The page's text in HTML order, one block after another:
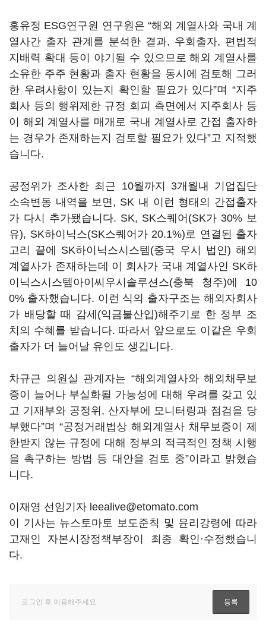
홍유정 ESG연구원 연구원은 “해외 계열사와 국내 계
열사간 출자 관계를 분석한 결과, 우회출자, 편법적
지배력 확대 등이 야기될 수 있으므로 해외 계열사를
소유한 주주 현황과 출자 현황을 동시에 검토해 그러
한 우려사항이 있는지 확인할 필요가 있다”며 “지주
회사 등의 행위제한 규정 회피 측면에서 지주회사 등
이 해외 계열사를 매개로 국내 계열사로 간접 출자하
는 경우가 존재하는지 검토할 필요가 있다”고 지적했
습니다.
공정위가 조사한 최근 10월까지 3개월내 기업집단
소속변동 내역을 보면, SK 내 이런 형태의 간접출자
가 다시 추가됐습니다. SK, SK스퀘어(SK가 30% 보
유), SK하이닉스(SK스퀘어가 20.1%)로 연결된 출자
고리 끝에 SK하이닉스시스템(중국 우시 법인) 해외
계열사가 존재하는데 이 회사가 국내 계열사인 SK하
이닉스시스템아이씨우시솔루션스(충북 청주)에 10
0% 출자했습니다. 이런 식의 출자구조는 해외자회사
가 배당할 때 감세(익금불산입)해주기로 한 정부 조
치의 수혜를 받습니다. 따라서 앞으로도 이같은 우회
출자가 더 늘어날 유인도 생깁니다.
차규근 의원실 관계자는 “해외계열사와 해외채무보
증이 늘어나 부실화될 가능성에 대해 우려를 갖고 있
고 기재부와 공정위, 산자부에 모니터링과 점검을 당
부했다”며 “공정거래법상 해외계열사 채무보증이 제
한받지 않는 규정에 대해 정부의 적극적인 정책 시행
을 촉구하는 방법 등 대안을 검토 중”이라고 밝혔습
니다.
이재영 선임기자 leealive@etomato.com
이 기사는 뉴스토마토 보도준칙 및 윤리강령에 따라
고재인 자본시장정책부장이 최종 확인·수정했습니
다.